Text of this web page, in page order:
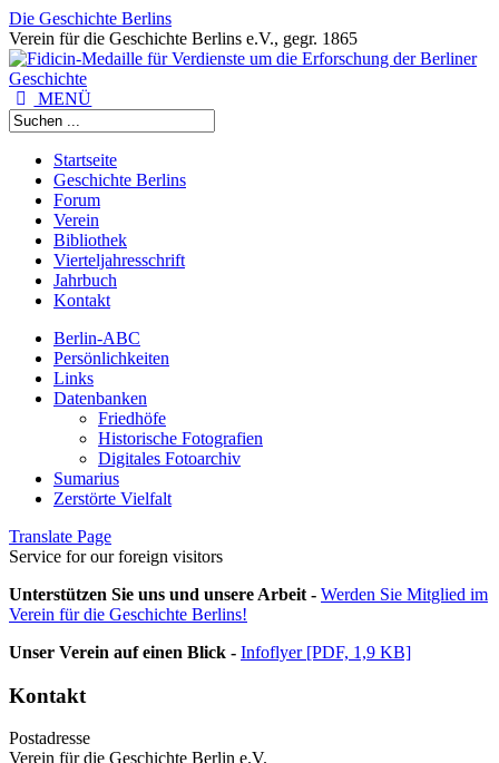
Die Geschichte Berlins
Verein für die Geschichte Berlins e.V., gegr. 1865
MENÜ
Startseite
Geschichte Berlins
Forum
Verein
Bibliothek
Vierteljahresschrift
Jahrbuch
Kontakt
Berlin-ABC
Persönlichkeiten
Links
Datenbanken
Friedhöfe
Historische Fotografien
Digitales Fotoarchiv
Sumarius
Zerstörte Vielfalt
Translate Page
Service for our foreign visitors
Unterstützen Sie uns und unsere Arbeit - Werden Sie Mitglied im
Verein für die Geschichte Berlins!
Unser Verein auf einen Blick - Infoflyer [PDF, 1,9 KB]
Kontakt
Postadresse
Verein für die Geschichte Berlin e.V.